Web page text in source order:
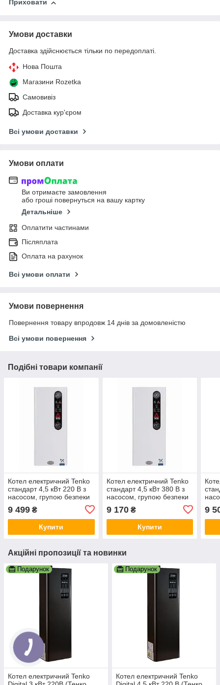
Приховати
Умови доставки
Доставка здійснюється тільки по передоплаті.
Нова Пошта
Магазини Rozetka
Самовивіз
Доставка кур'єром
Всі умови доставки
Умови оплати
Ви отримаєте замовлення
або гроші повернуться на вашу картку
Детальніше
Оплатити частинами
Післяплата
Оплата на рахунок
Всі умови оплати
Умови повернення
Повернення товару впродовж 14 днів за домовленістю
Всі умови повернення
Подібні товари компанії
Котел електричний Tenko
стандарт 4,5 кВт 220 В з
насосом, групою безпеки
та 2-ступеневим захистом
9 499 ₴
Купити
Котел електричний Tenko
стандарт 4,5 кВт 380 В з
насосом, групою безпеки
та 2-ступеневим захистом
9 170₴
Купити
9
Акційні пропозиції та новинки
Подарунок
Котел електричний Tenko
Подарунок
Котел електричний Tenko